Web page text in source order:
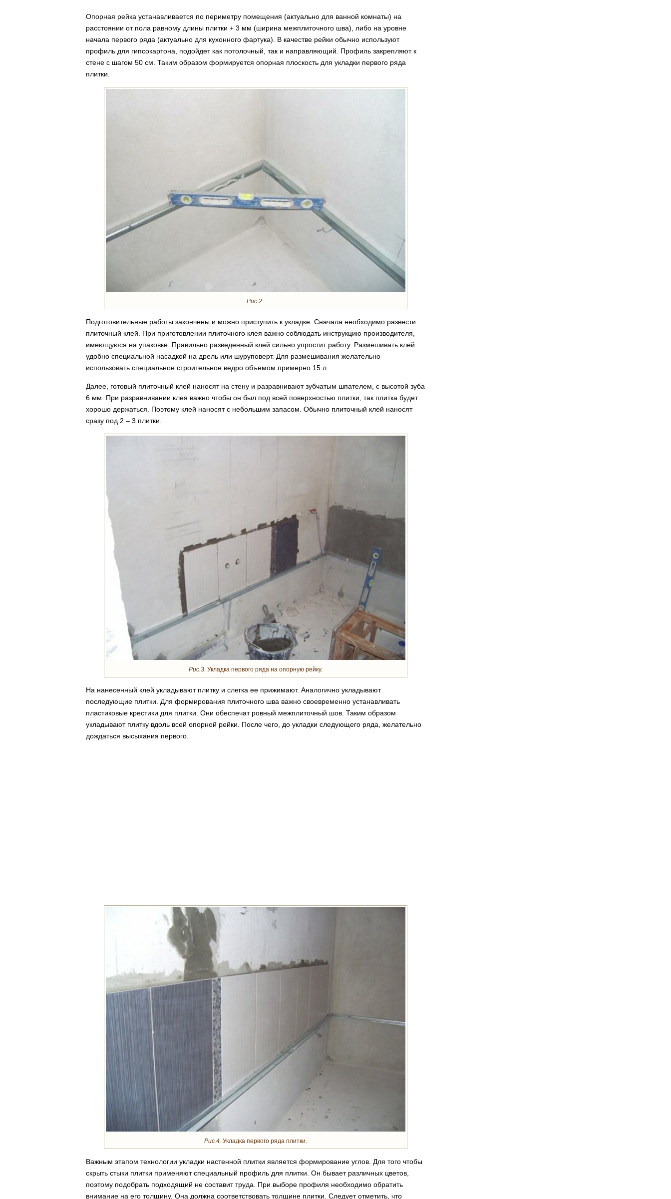
Опорная рейка устанавливается по периметру помещения (актуально для ванной комнаты) на
расстоянии от пола равному длины плитки + 3 мм (ширина межплиточного шва), либо на уровне
начала первого ряда (актуально для кухонного фартука). В качестве рейки обычно используют
профиль для гипсокартона, подойдет как потолочный, так и направляющий. Профиль закрепляют к
стене с шагом 50 см. Таким образом формируется опорная плоскость для укладки первого ряда
плитки.
Рис.2.
Подготовительные работы закончены и можно приступить к укладке. Сначала необходимо развести
плиточный клей. При приготовлении плиточного клея важно соблюдать инструкцию производителя,
имеющуюся на упаковке. Правильно разведенный клей сильно упростит работу. Размешивать клей
удобно специальной насадкой на дрель или шуруповерт. Для размешивания желательно
использовать специальное строительное ведро объемом примерно 15 л.
Далее, готовый плиточный клей наносят на стену и разравнивают зубчатым шпателем, с высотой зуба
6 мм. При разравнивании клея важно чтобы он был под всей поверхностью плитки, так плитка будет
хорошо держаться. Поэтому клей наносят с небольшим запасом. Обычно плиточный клей наносят
сразу под 2 – 3 плитки.
Рис.3. Укладка первого ряда на опорную рейку.
На нанесенный клей укладывают плитку и слегка ее прижимают. Аналогично укладывают
последующие плитки. Для формирования плиточного шва важно своевременно устанавливать
пластиковые крестики для плитки. Они обеспечат ровный межплиточный шов. Таким образом
укладывают плитку вдоль всей опорной рейки. После чего, до укладки следующего ряда, желательно
дождаться высыхания первого.
Рис.4. Укладка первого ряда плитки.
Важным этапом технологии укладки настенной плитки является формирование углов. Для того чтобы
скрыть стыки плитки применяют специальный профиль для плитки. Он бывает различных цветов,
поэтому подобрать подходящий не составит труда. При выборе профиля необходимо обратить
внимание на его толщину. Она должна соответствовать толщине плитки. Следует отметить, что